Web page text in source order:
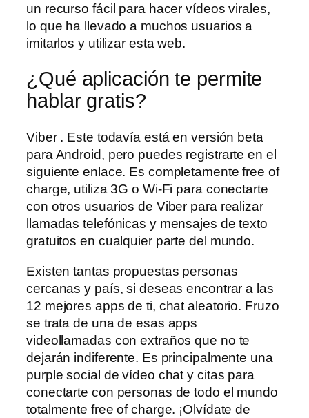
un recurso fácil para hacer vídeos virales,
lo que ha llevado a muchos usuarios a
imitarlos y utilizar esta web.
¿Qué aplicación te permite
hablar gratis?
Viber . Este todavía está en versión beta
para Android, pero puedes registrarte en el
siguiente enlace. Es completamente free of
charge, utiliza 3G o Wi-Fi para conectarte
con otros usuarios de Viber para realizar
llamadas telefónicas y mensajes de texto
gratuitos en cualquier parte del mundo.
Existen tantas propuestas personas
cercanas y país, si deseas encontrar a las
12 mejores apps de ti, chat aleatorio. Fruzo
se trata de una de esas apps
videollamadas con extraños que no te
dejarán indiferente. Es principalmente una
purple social de vídeo chat y citas para
conectarte con personas de todo el mundo
totalmente free of charge. ¡Olvídate de